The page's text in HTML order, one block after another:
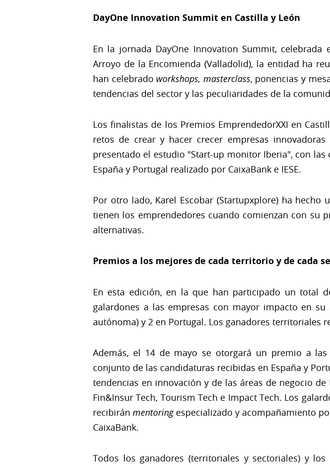
DayOne Innovation Summit en Castilla y León
En la jornada DayOne Innovation Summit,
Arroyo de la Encomienda (Valladolid), la entidad ha
han celebrado workshops, masterclass, ponencias y
tendencias del sector y las peculiaridades de la
Los finalistas de los Premios EmprendedorXXI en
retos de crear y hacer crecer empresas
presentado el estudio "Start-up monitor Iberia", con
España y Portugal realizado por CaixaBank e IESE.
Por otro lado, Karel Escobar (Startupxplore) ha
tienen los emprendedores cuando comienzan con su
alternativas.
Premios a los mejores de cada territorio y de cada
En esta edición, en la que han participado un total
galardones a las empresas con mayor impacto en
autónoma) y 2 en Portugal. Los ganadores territoriales
Además, el 14 de mayo se otorgará un premio a
conjunto de las candidaturas recibidas en España y
tendencias en innovación y de las áreas de negocio de
Fin&Insur Tech, Tourism Tech e Impact Tech. Los
recibiránmentoringespecializado y acompañamiento
CaixaBank.
Todos los ganadores (territoriales y sectoriales) y